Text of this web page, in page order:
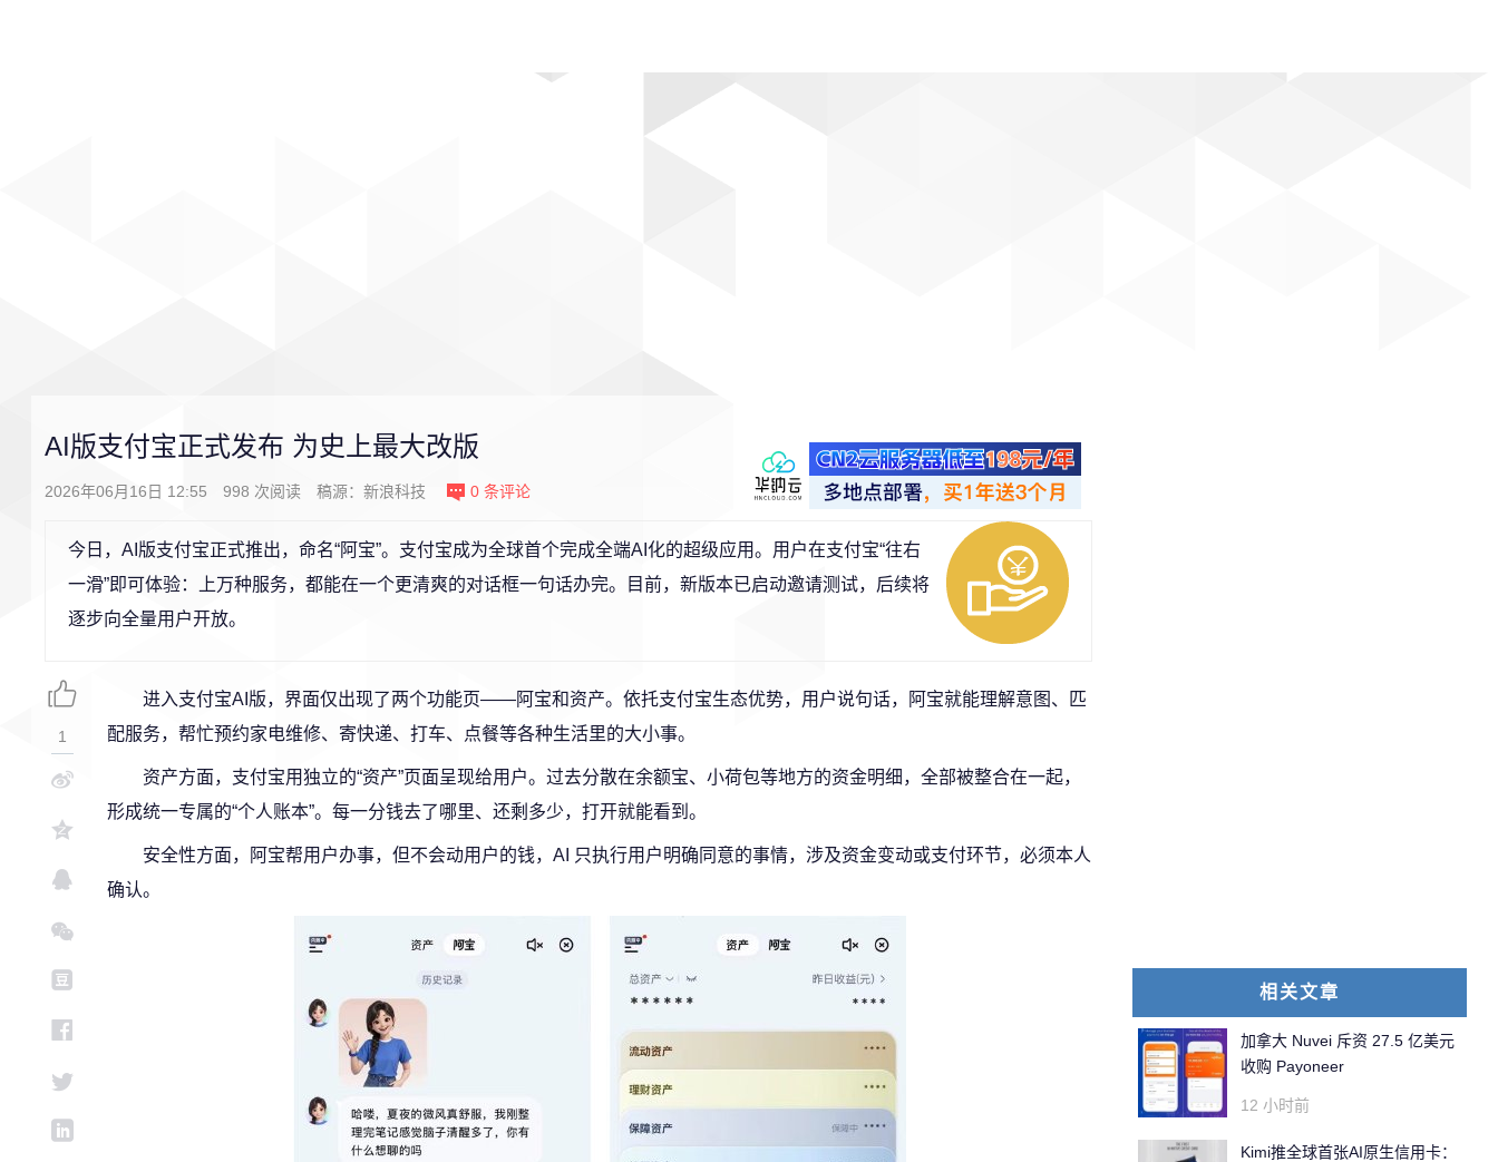
AI版支付宝正式发布 为史上最大改版
2026年06月16日 12:55 998 次阅读 稿源： 新浪科技 0 条评论
今日，AI版支付宝正式推出，命名“阿宝”。支付宝成为全球首个完成全端AI化的超级应用。用户在支付宝“往右
一滑”即可体验：上万种服务，都能在一个更清爽的对话框一句话办完。目前，新版本已启动邀请测试，后续将
逐步向全量用户开放。
进入支付宝AI版，界面仅出现了两个功能页——阿宝和资产。依托支付宝生态优势，用户说句话，阿宝就能理解意图、匹
配服务，帮忙预约家电维修、寄快递、打车、点餐等各种生活里的大小事。
资产方面，支付宝用独立的“资产”页面呈现给用户。过去分散在余额宝、小荷包等地方的资金明细，全部被整合在一起，
形成统一专属的“个人账本”。每一分钱去了哪里、还剩多少，打开就能看到。
安全性方面，阿宝帮用户办事，但不会动用户的钱，AI 只执行用户明确同意的事情，涉及资金变动或支付环节，必须本人
确认。
1
相关文章
加拿大 Nuvei 斥资 27.5 亿美元
收购 Payoneer
12 小时前
Kimi推全球首张AI原生信用卡：